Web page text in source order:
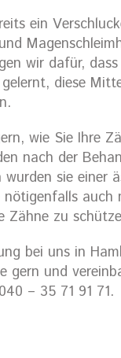
ein
wir dafür,
diese
wie Sie Ihre
nach der
sie einer
Zähne zu
bei uns in
gern und
– 35 71 91 71.